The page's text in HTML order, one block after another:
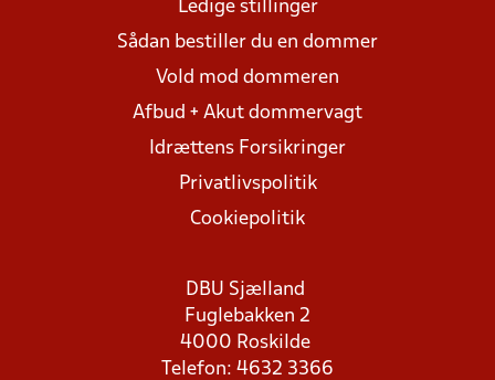
Ledige stillinger
Sådan bestiller du en dommer
Vold mod dommeren
Afbud + Akut dommervagt
Idrættens Forsikringer
Privatlivspolitik
Cookiepolitik
DBU Sjælland
Fuglebakken 2
4000 Roskilde
Telefon: 4632 3366